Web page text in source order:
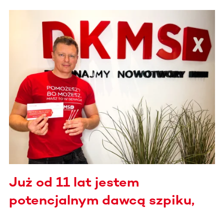
Już od 11 lat jestem
potencjalnym dawcą szpiku,